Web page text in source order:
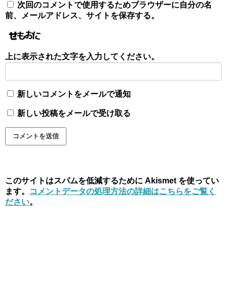
次回のコメントで使用するためブラウザーに自分の名
前、メールアドレス、サイトを保存する。
上に表示された文字を入力してください。
新しいコメントをメールで通知
新しい投稿をメールで受け取る
このサイトはスパムを低減するために Akismet を使ってい
ます。
コメントデータの処理方法の詳細はこちらをご覧く
ださい。